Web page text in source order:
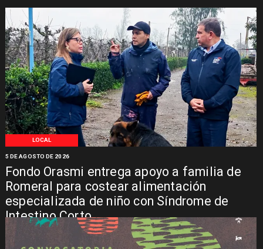
LOCAL
Fondo Orasmi entrega apoyo a familia de
Romeral para costear alimentación
especializada de niño con Síndrome de
Intestino Corto
5 DE AGOSTO DE 2026